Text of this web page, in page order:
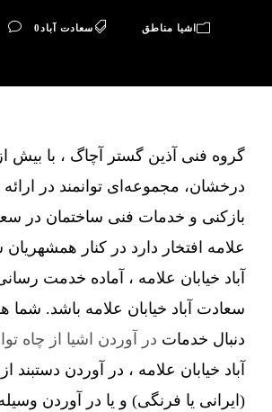
اشیا مناطق سعادت آباد0
درخشان، مجموعه‌ای توانمند در
بازکنی و خدمات فنی ساختمان در
علامه افتخار دارد در کنار
آباد خیابان علامه ، آماده خدمت
سعادت آباد خیابان علامه باشد. شما
دنبال خدمات در آوردن اشیا از چاه
آباد خیابان علامه ، در آوردن دستبند
(ایرانی یا فرنگی) و یا در آوردن